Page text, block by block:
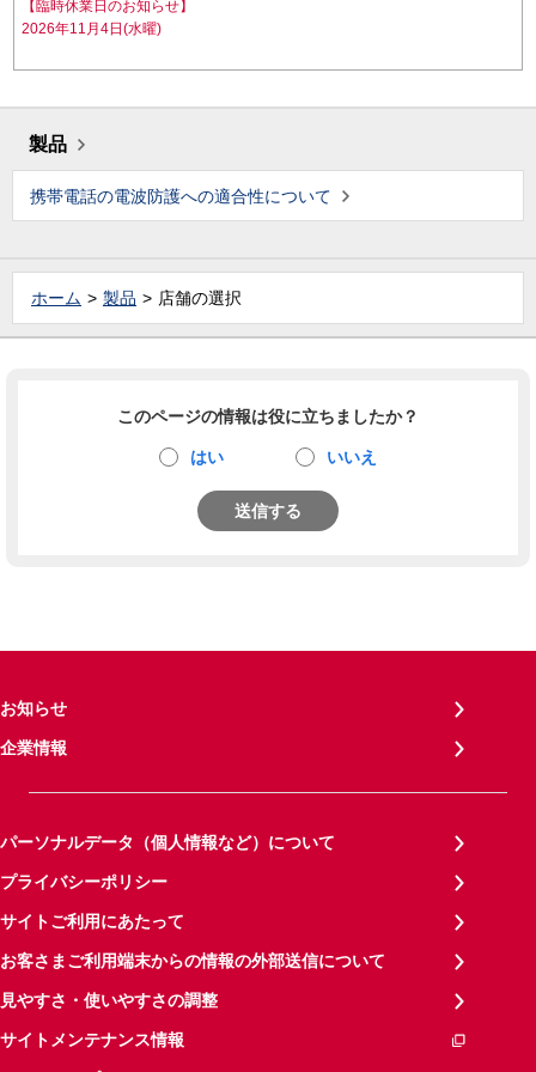
【臨時休業日のお知らせ】
2026年11月4日(水曜)
製品
携帯電話の電波防護への適合性について
ホーム 製品 店舗の選択
このページの情報は役に立ちましたか？
はい いいえ
送信する
お知らせ
企業情報
パーソナルデータ（個人情報など）について
プライバシーポリシー
サイトご利用にあたって
お客さまご利用端末からの情報の外部送信について
見やすさ・使いやすさの調整
サイトメンテナンス情報